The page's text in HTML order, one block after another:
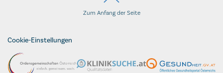
Zum Anfang der Seite
Cookie-Einstellungen